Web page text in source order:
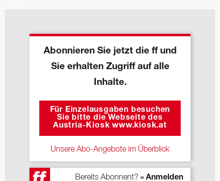
Abonnieren Sie jetzt die ff und
Sie erhalten Zugriff auf alle
Inhalte.
Für Einzelausgaben besuchen
Sie bitte die Webseite des
Austria-Kiosk www.kiosk.at
Unsere Abo-Angebote im Überblick
Bereits Abonnent? » Anmelden